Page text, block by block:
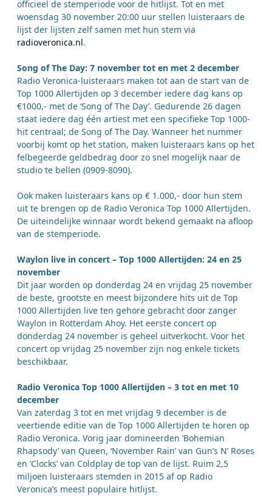
officieel de stemperiode voor de hitlijst. Tot en met
woensdag 30 november 20:00 uur stellen luisteraars de
lijst der lijsten zelf samen met hun stem via
radioveronica.nl.
Song of The Day: 7 november tot en met 2 december
Radio Veronica-luisteraars maken tot aan de start van de
Top 1000 Allertijden op 3 december iedere dag kans op
€1000,- met de ‘Song of The Day’. Gedurende 26 dagen
staat iedere dag één artiest met een specifieke Top 1000-
hit centraal; de Song of The Day. Wanneer het nummer
voorbij komt op het station, maken luisteraars kans op het
felbegeerde geldbedrag door zo snel mogelijk naar de
studio te bellen (0909-8090).
Ook maken luisteraars kans op € 1.000,- door hun stem
uit te brengen op de Radio Veronica Top 1000 Allertijden.
De uiteindelijke winnaar wordt bekend gemaakt na afloop
van de stemperiode.
Waylon live in concert – Top 1000 Allertijden: 24 en 25
november
Dit jaar worden op donderdag 24 en vrijdag 25 november
de beste, grootste en meest bijzondere hits uit de Top
1000 Allertijden live ten gehore gebracht door zanger
Waylon in Rotterdam Ahoy. Het eerste concert op
donderdag 24 november is geheel uitverkocht. Voor het
concert op vrijdag 25 november zijn nog enkele tickets
beschikbaar.
Radio Veronica Top 1000 Allertijden – 3 tot en met 10
december
Van zaterdag 3 tot en met vrijdag 9 december is de
veertiende editie van de Top 1000 Allertijden te horen op
Radio Veronica. Vorig jaar domineerden ‘Bohemian
Rhapsody’ van Queen, ‘November Rain’ van Gun’s N’ Roses
en ‘Clocks’ van Coldplay de top van de lijst. Ruim 2,5
miljoen luisteraars stemden in 2015 af op Radio
Veronica’s meest populaire hitlijst.